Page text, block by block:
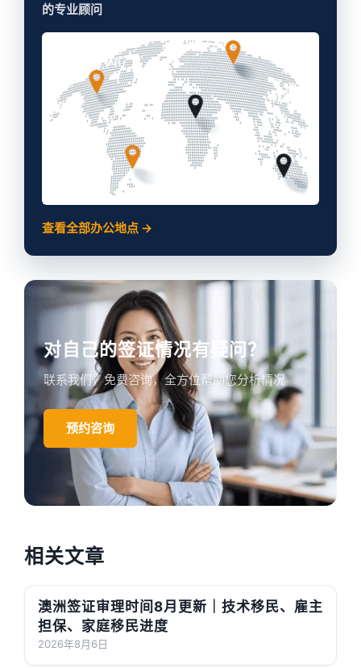
的专业顾问
查看全部办公地点 →
对自己的签证情况有疑问？
联系我们，免费咨询，全方位帮助您分析情况
预约咨询
相关文章
澳洲签证审理时间8月更新｜技术移民、雇主
担保、家庭移民进度
2026年8月6日